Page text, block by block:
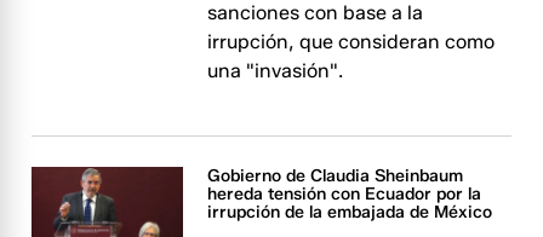
sanciones con base a la
irrupción, que consideran como
una "invasión".
Gobierno de Claudia Sheinbaum
hereda tensión con Ecuador por la
irrupción de la embajada de México